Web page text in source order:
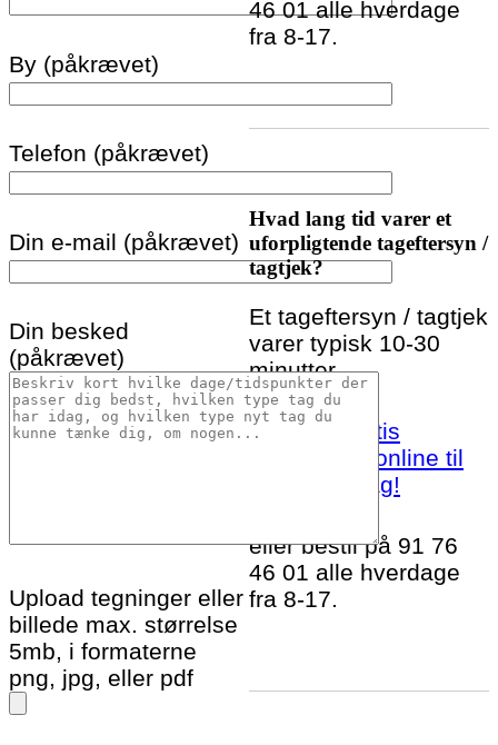
By (påkrævet)
Telefon (påkrævet)
Din e-mail (påkrævet)
Din besked
(påkrævet)
Upload tegninger eller
billede max. størrelse
5mb, i formaterne
png, jpg, eller pdf
46 01 alle hverdage
fra 8-17.
Hvad lang tid varer et
uforpligtende tageftersyn /
tagtjek?
Et tageftersyn / tagtjek
varer typisk 10-30
minutter.
Bestil et gratis
tageftersyn online til
Ullerslev idag!
eller bestil på 91 76
46 01 alle hverdage
fra 8-17.